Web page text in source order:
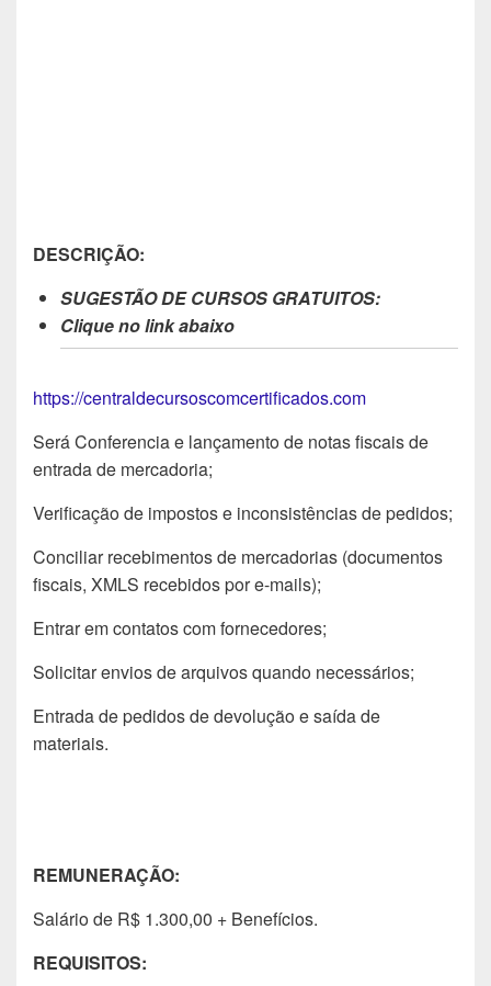
DESCRIÇÃO:
SUGESTÃO DE CURSOS GRATUITOS:
Clique no link abaixo
https://centraldecursoscomcertificados.com
Será Conferencia e lançamento de notas fiscais de
entrada de mercadoria;
Verificação de impostos e inconsistências de pedidos;
Conciliar recebimentos de mercadorias (documentos
fiscais, XMLS recebidos por e-mails);
Entrar em contatos com fornecedores;
Solicitar envios de arquivos quando necessários;
Entrada de pedidos de devolução e saída de
materiais.
REMUNERAÇÃO:
Salário de R$ 1.300,00 + Benefícios.
REQUISITOS: